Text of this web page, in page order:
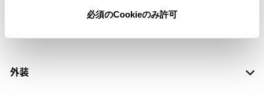
必須のCookieのみ許可
外装